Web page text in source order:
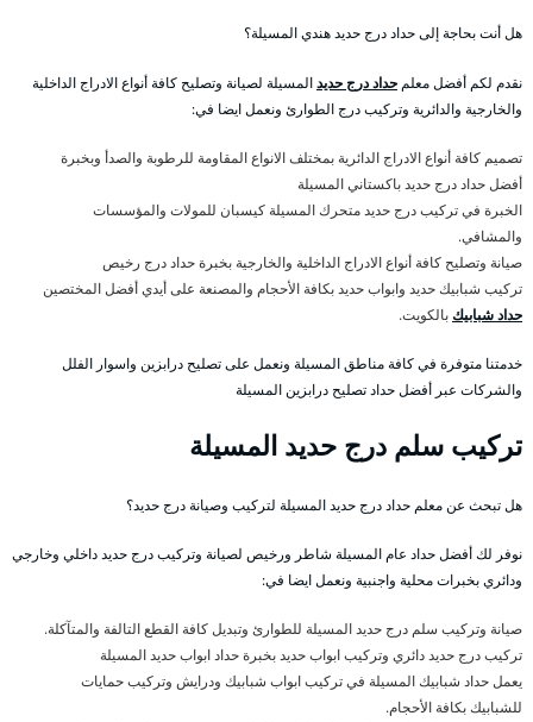
هل أنت بحاجة إلى حداد درج حديد هندي المسيلة؟
نقدم لكم أفضل معلم حداد درج حديدالمسيلة لصيانة وتصليح كافة أنواع الادراج الداخلية
والخارجية والدائرية وتركيب درج الطوارئ ونعمل ايضا في:
تصميم كافة أنواع الادراج الدائرية بمختلف الانواع المقاومة للرطوبة والصدأ وبخبرة
أفضل حداد درج حديد باكستاني المسيلة
الخبرة في تركيب درج حديد متحرك المسيلة كيسبان للمولات والمؤسسات
والمشافي.
صيانة وتصليح كافة أنواع الادراج الداخلية والخارجية بخبرة حداد درج رخيص
تركيب شبابيك حديد وابواب حديد بكافة الأحجام والمصنعة على أيدي أفضل المختصين
حداد شبابيك بالكويت.
خدمتنا متوفرة في كافة مناطق المسيلة ونعمل على تصليح درابزين واسوار الفلل
والشركات عبر أفضل حداد تصليح درابزين المسيلة
تركيب سلم درج حديد المسيلة
هل تبحث عن معلم حداد درج حديد المسيلة لتركيب وصيانة درج حديد؟
نوفر لك أفضل حداد عام المسيلة شاطر ورخيص لصيانة وتركيب درج حديد داخلي وخارجي
ودائري بخبرات محلية واجنبية ونعمل ايضا في:
صيانة وتركيب سلم درج حديد المسيلة للطوارئ وتبديل كافة القطع التالفة والمتآكلة.
تركيب درج حديد دائري وتركيب ابواب حديد بخبرة حداد ابواب حديد المسيلة
يعمل حداد شبابيك المسيلة في تركيب ابواب شبابيك ودرايش وتركيب حمايات
للشبابيك بكافة الأحجام.